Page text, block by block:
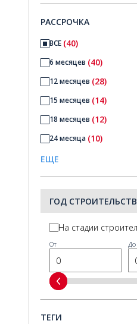
6+(11)
РАССРОЧКА
ВСЕ (40)
6 месяцев (40)
12 месяцев (28)
15 месяцев (14)
18 месяцев (12)
24 месяца (10)
30 месяцев
36 месяцев(5)
60 месяцев(1)
ЕЩЕ
ГОД
На стадии
От До
ТЕГИ
в Коньяалты, Анталья 1
Виллы с частным
лифтом в районе Анталии 1
Отдельно